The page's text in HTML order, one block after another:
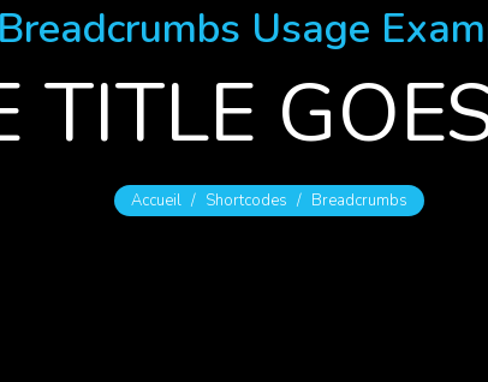
Breadcrumbs Usage
TITLE
Vous êtes ici :
Accueil Shortcodes Breadcrumbs